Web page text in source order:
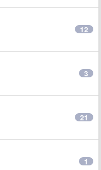
12
3
21
1